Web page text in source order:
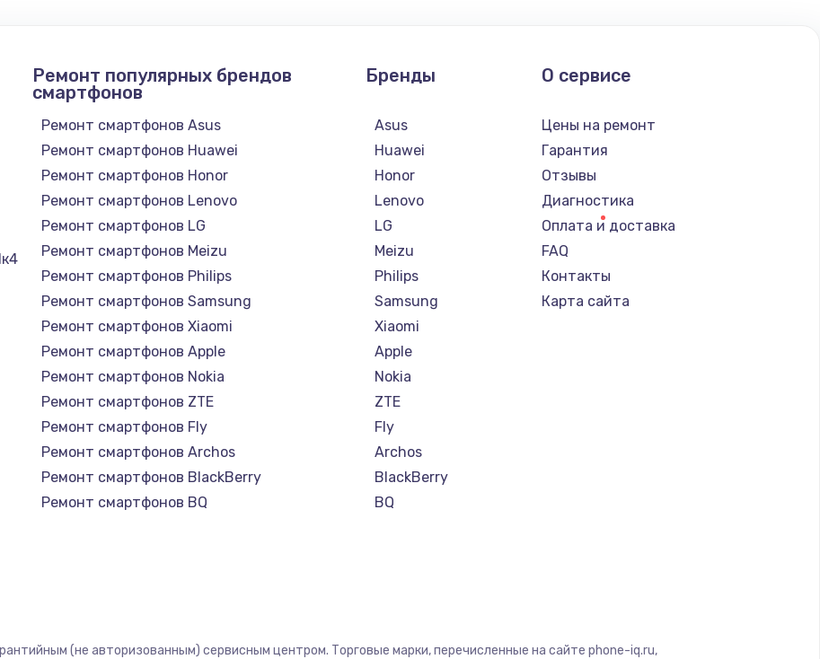
Ремонт популярных брендов
смартфонов
Ремонт смартфонов Asus
Ремонт смартфонов Huawei
Ремонт смартфонов Honor
Ремонт смартфонов Lenovo
Ремонт смартфонов LG
Ремонт смартфонов Meizu
Ремонт смартфонов Philips
Ремонт смартфонов Samsung
Ремонт смартфонов Xiaomi
Ремонт смартфонов Apple
Ремонт смартфонов Nokia
Ремонт смартфонов ZTE
Ремонт смартфонов Fly
Ремонт смартфонов Archos
Ремонт смартфонов BlackBerry
Ремонт смартфонов BQ
Ремонт смартфонов Kyocera
Бренды
Asus
Huawei
Honor
Lenovo
LG
Meizu
Philips
Samsung
Xiaomi
Apple
Nokia
ZTE
Fly
Archos
BlackBerry
BQ
Kyocera
О сервисе
Цены на ремонт
Гарантия
Отзывы
Диагностика
Оплата и доставка
FAQ
Контакты
Карта сайта
(не авторизованным) сервисным центром. Торговые марки, перечисленные на сайте phone-iq.ru,